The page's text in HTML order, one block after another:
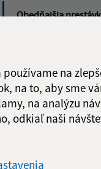
na
na to, aby sme
na analýzu
odkiaľ naši
Obedňajšia